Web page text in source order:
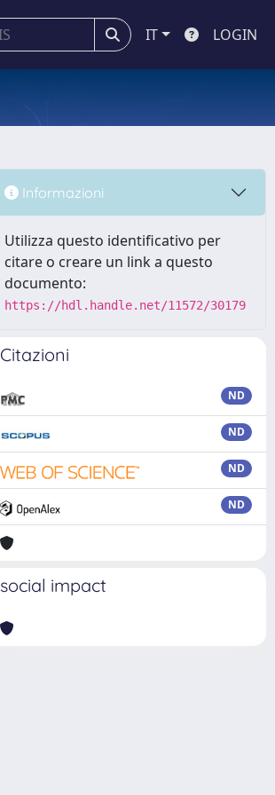
IT LOGIN
Informazioni
Utilizza questo identificativo per
citare o creare un link a questo
documento:
https://hdl.handle.net/11572/30179
Citazioni
ND
ND
ND
ND
social impact